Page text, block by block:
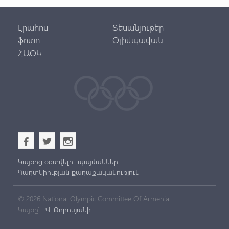
Լրահոս
Տեսանյութեր
ֆոտո
Օլիմպավան
ՀԱՕԿ
b a x
Կայքից օգտվելու պայմաններ
Գաղտնիության քաղաքականություն
© 2026 National Olympic Committee Of Armenia
Կայքը՝
Վ. Թորոսյանի